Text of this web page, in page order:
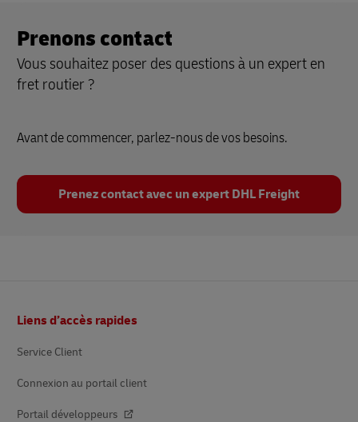
Prenons contact
Vous souhaitez poser des questions à un expert en
fret routier ?
Avant de commencer, parlez-nous de vos besoins.
Prenez contact avec un expert DHL Freight
de
Liens d’accès rapides
Service Client
Connexion au portail client
Portail développeurs